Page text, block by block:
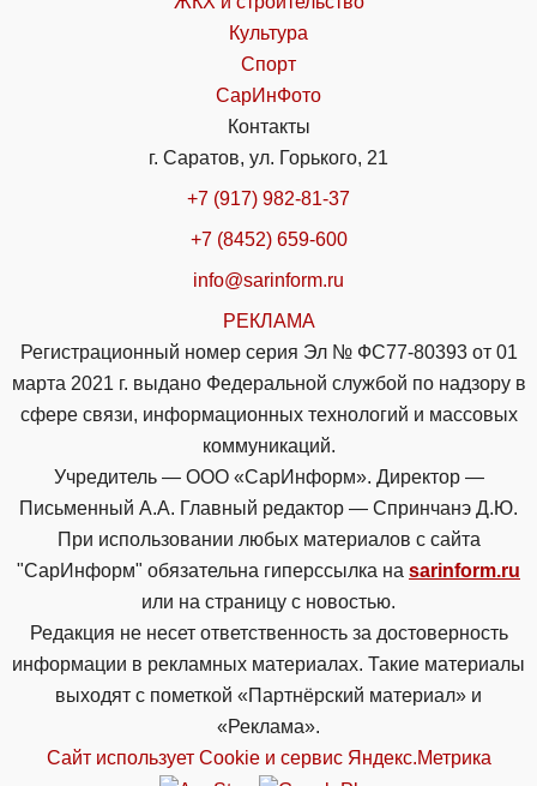
Культура
Спорт
СарИнФото
Контакты
г. Саратов, ул. Горького, 21
+7 (917) 982-81-37
+7 (8452) 659-600
info@sarinform.ru
РЕКЛАМА
Регистрационный номер серия Эл № ФС77-80393 от 01
марта 2021 г. выдано Федеральной службой по надзору в
сфере связи, информационных технологий и массовых
коммуникаций.
Учредитель — ООО «СарИнформ». Директор —
Письменный А.А. Главный редактор — Спринчанэ Д.Ю.
При использовании любых материалов с сайта
"СарИнформ" обязательна гиперссылка на sarinform.ru
или на страницу с новостью.
Редакция не несет ответственность за достоверность
информации в рекламных материалах. Такие материалы
выходят с пометкой «Партнёрский материал» и
«Реклама».
Сайт использует Cookie и сервиc Яндекс.Метрика